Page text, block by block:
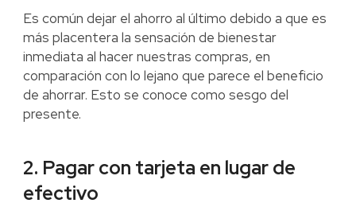
Es común dejar el ahorro al último debido a que es
más placentera la sensación de bienestar
inmediata al hacer nuestras compras, en
comparación con lo lejano que parece el beneficio
de ahorrar. Esto se conoce como sesgo del
presente.
2. Pagar con tarjeta en lugar de
efectivo